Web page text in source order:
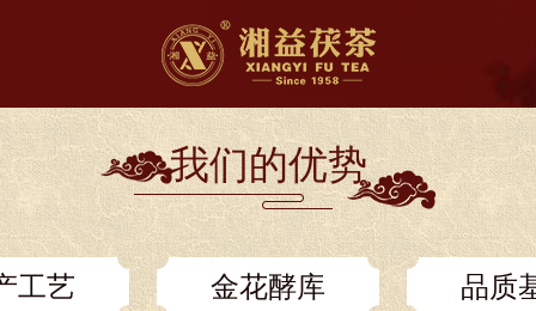
我们的优势
工艺 金花酵库 品质